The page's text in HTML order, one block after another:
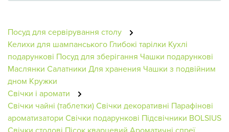
Посуд для сервірування столу
Келихи для шампанського Глибокі тарілки Кухлі
подарункові Посуд для зберігання Чашки подарункові
Маслянки Салатники Для хранения Чашки з подвійним
дном Кружки
Свічки і аромати
Свічки чайні (таблетки)Свічки декоративні Парафінові
ароматизатори Свічки подарункові Підсвічники BOLSIUS